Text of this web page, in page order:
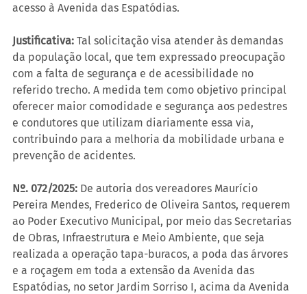
acesso à Avenida das Espatódias.
Justificativa: Tal solicitação visa atender às demandas
da população local, que tem expressado preocupação
com a falta de segurança e de acessibilidade no
referido trecho. A medida tem como objetivo principal
oferecer maior comodidade e segurança aos pedestres
e condutores que utilizam diariamente essa via,
contribuindo para a melhoria da mobilidade urbana e
prevenção de acidentes.
Nº. 072/2025: De autoria dos vereadores Maurício
Pereira Mendes, Frederico de Oliveira Santos, requerem
ao Poder Executivo Municipal, por meio das Secretarias
de Obras, Infraestrutura e Meio Ambiente, que seja
realizada a operação tapa-buracos, a poda das árvores
e a roçagem em toda a extensão da Avenida das
Espatódias, no setor Jardim Sorriso I, acima da Avenida